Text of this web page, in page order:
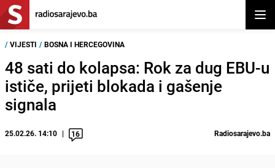
/ VIJESTI / BOSNA I HERCEGOVINA
48 sati do kolapsa: Rok za dug EBU-u
ističe, prijeti blokada i gašenje
signala
25.02.26. 14:10 16 Radiosarajevo.ba